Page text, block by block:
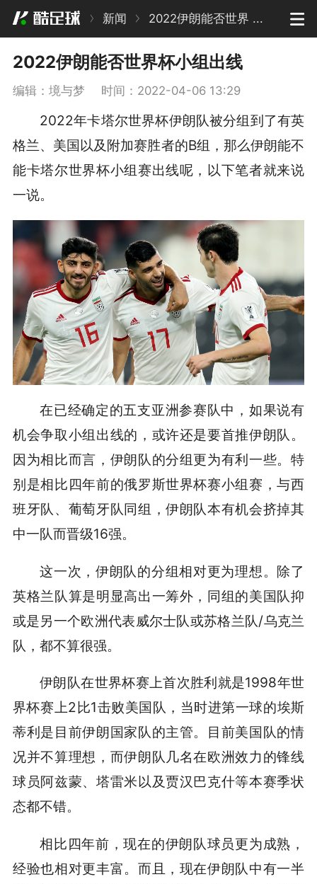
新闻 2022伊朗能否世界 ...
2022伊朗能否世界杯小组出线
编辑：境与梦 时间：2022-04-06 13:29
2022年卡塔尔世界杯伊朗队被分组到了有英
格兰、美国以及附加赛胜者的B组，那么伊朗能不
能卡塔尔世界杯小组赛出线呢，以下笔者就来说
一说。
在已经确定的五支亚洲参赛队中，如果说有
机会争取小组出线的，或许还是要首推伊朗队。
因为相比而言，伊朗队的分组更为有利一些。特
别是相比四年前的俄罗斯世界杯赛小组赛，与西
班牙队、葡萄牙队同组，伊朗队本有机会挤掉其
中一队而晋级16强。
这一次，伊朗队的分组相对更为理想。除了
英格兰队算是明显高出一筹外，同组的美国队抑
或是另一个欧洲代表威尔士队或苏格兰队/乌克兰
队，都不算很强。
伊朗队在世界杯赛上首次胜利就是1998年世
界杯赛上2比1击败美国队，当时进第一球的埃斯
蒂利是目前伊朗国家队的主管。目前美国队的情
况并不算理想，而伊朗队几名在欧洲效力的锋线
球员阿兹蒙、塔雷米以及贾汉巴克什等本赛季状
态都不错。
相比四年前，现在的伊朗队球员更为成熟，
经验也相对更丰富。而且，现在伊朗队中有一半